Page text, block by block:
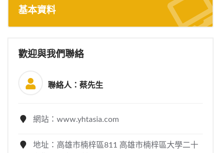
基本資料
歡迎與我們聯絡
聯絡人：蔡先生
網站：www.yhtasia.com
地址：高雄市楠梓區811 高雄市楠梓區大學二十